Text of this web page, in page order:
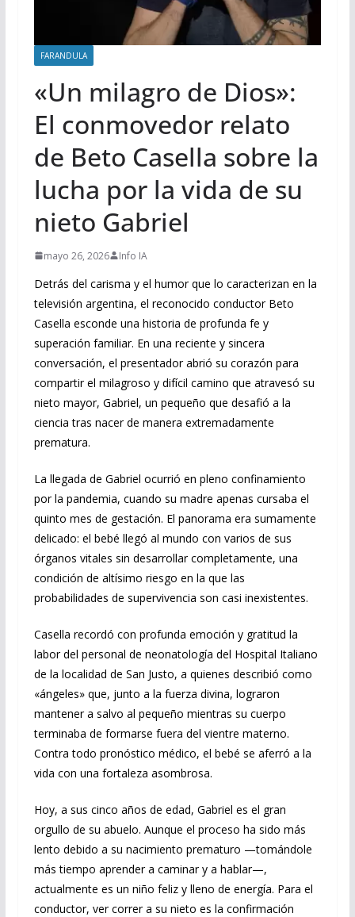
FARANDULA
«Un milagro de Dios»:
El conmovedor relato
de Beto Casella sobre la
lucha por la vida de su
nieto Gabriel
mayo 26, 2026 Info IA
Detrás del carisma y el humor que lo caracterizan en la
televisión argentina, el reconocido conductor Beto
Casella esconde una historia de profunda fe y
superación familiar. En una reciente y sincera
conversación, el presentador abrió su corazón para
compartir el milagroso y difícil camino que atravesó su
nieto mayor, Gabriel, un pequeño que desafió a la
ciencia tras nacer de manera extremadamente
prematura.
La llegada de Gabriel ocurrió en pleno confinamiento
por la pandemia, cuando su madre apenas cursaba el
quinto mes de gestación. El panorama era sumamente
delicado: el bebé llegó al mundo con varios de sus
órganos vitales sin desarrollar completamente, una
condición de altísimo riesgo en la que las
probabilidades de supervivencia son casi inexistentes.
Casella recordó con profunda emoción y gratitud la
labor del personal de neonatología del Hospital Italiano
de la localidad de San Justo, a quienes describió como
«ángeles» que, junto a la fuerza divina, lograron
mantener a salvo al pequeño mientras su cuerpo
terminaba de formarse fuera del vientre materno.
Contra todo pronóstico médico, el bebé se aferró a la
vida con una fortaleza asombrosa.
Hoy, a sus cinco años de edad, Gabriel es el gran
orgullo de su abuelo. Aunque el proceso ha sido más
lento debido a su nacimiento prematuro —tomándole
más tiempo aprender a caminar y a hablar—,
actualmente es un niño feliz y lleno de energía. Para el
conductor, ver correr a su nieto es la confirmación